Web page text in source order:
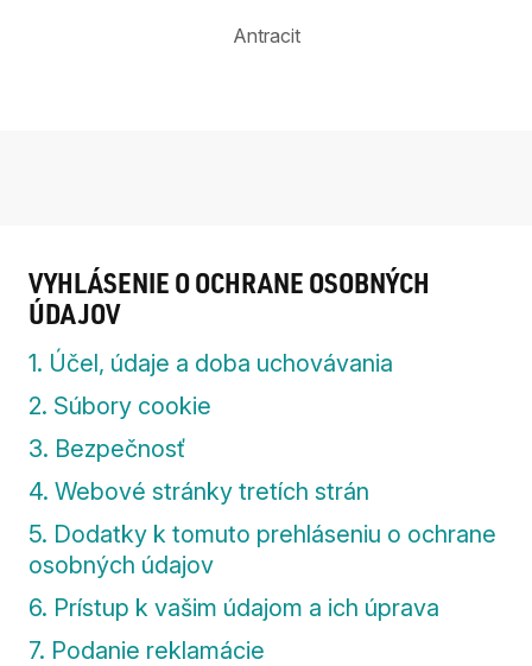
Antracit
VYHLÁSENIE O OCHRANE OSOBNÝCH
ÚDAJOV
1. Účel, údaje a doba uchovávania
2. Súbory cookie
3. Bezpečnosť
4. Webové stránky tretích strán
5. Dodatky k tomuto prehláseniu o ochrane
osobných údajov
6. Prístup k vašim údajom a ich úprava
7. Podanie reklamácie